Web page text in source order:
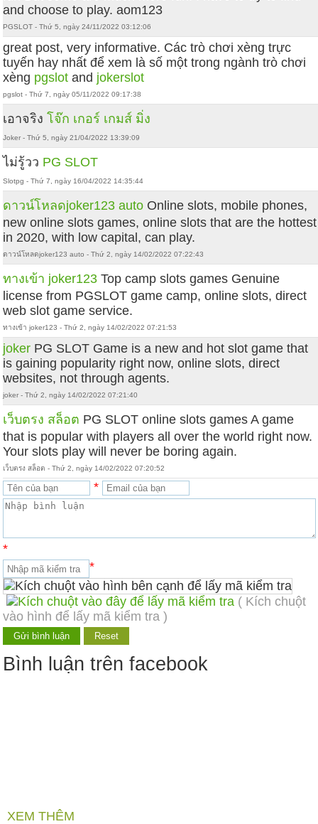
and choose to play. aom123
PGSLOT - Thứ 5, ngày 24/11/2022 03:12:06
great post, very informative. Các trò chơi xèng trực
tuyến hay nhất để xem là số một trong ngành trò chơi
xèng pgslot and jokerslot
pgslot - Thứ 7, ngày 05/11/2022 09:17:38
เอาจริง โจ๊ก เกอร์ เกมส์ มิ่ง
Joker - Thứ 5, ngày 21/04/2022 13:39:09
ไม่รู้วว PG SLOT
Slotpg - Thứ 7, ngày 16/04/2022 14:35:44
ดาวน์โหลดjoker123 auto Online slots, mobile phones,
new online slots games, online slots that are the hottest
in 2020, with low capital, can play.
ดาวน์โหลดjoker123 auto - Thứ 2, ngày 14/02/2022 07:22:43
ทางเข้า joker123 Top camp slots games Genuine
license from PGSLOT game camp, online slots, direct
web slot game service.
ทางเข้า joker123 - Thứ 2, ngày 14/02/2022 07:21:53
joker PG SLOT Game is a new and hot slot game that
is gaining popularity right now, online slots, direct
websites, not through agents.
joker - Thứ 2, ngày 14/02/2022 07:21:40
เว็บตรง สล็อต PG SLOT online slots games A game
that is popular with players all over the world right now.
Your slots play will never be boring again.
เว็บตรง สล็อต - Thứ 2, ngày 14/02/2022 07:20:52
*
*
*
( Kích chuột
vào hình để lấy mã kiểm tra )
Bình luận trên facebook
XEM THÊM